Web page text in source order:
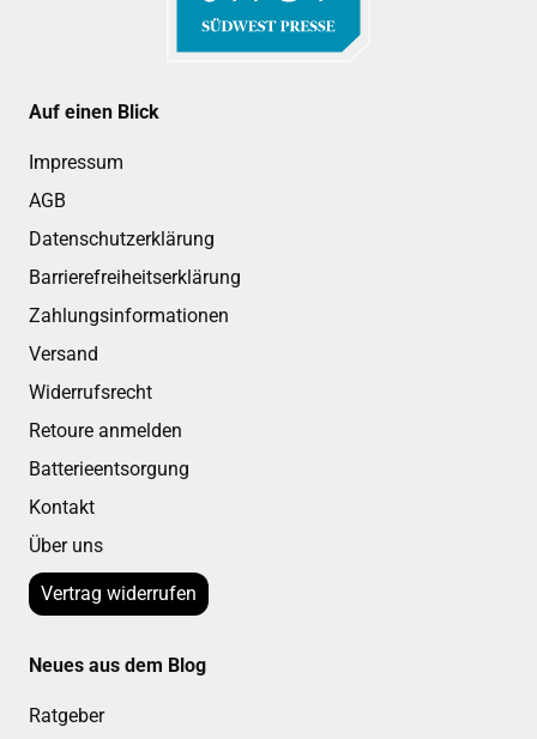
Auf einen Blick
Impressum
AGB
Datenschutzerklärung
Barrierefreiheitserklärung
Zahlungsinformationen
Versand
Widerrufsrecht
Retoure anmelden
Batterieentsorgung
Kontakt
Über uns
Vertrag widerrufen
Neues aus dem Blog
Ratgeber